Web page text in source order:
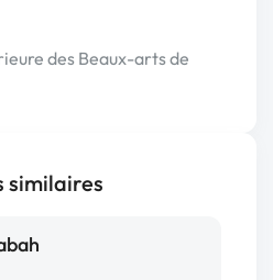
des Beaux-arts de
similaires